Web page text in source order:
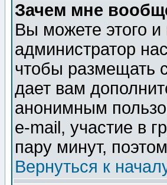
Зачем мне
Вы можете этого и
администратор
чтобы размещать
дает вам
анонимным
e-mail, участие в
пару минут,
Вернуться к